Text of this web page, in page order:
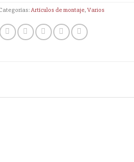
Artículos de montaje,Varios